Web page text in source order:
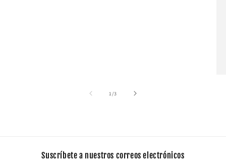
1/de
3
Suscríbete a nuestros correos electrónicos